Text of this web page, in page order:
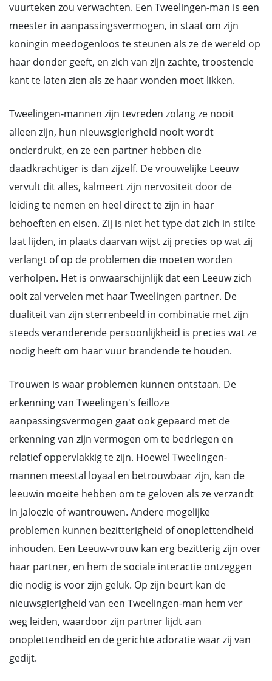
vuurteken zou verwachten. Een Tweelingen-man is een
meester in aanpassingsvermogen, in staat om zijn
koningin meedogenloos te steunen als ze de wereld op
haar donder geeft, en zich van zijn zachte, troostende
kant te laten zien als ze haar wonden moet likken.
Tweelingen-mannen zijn tevreden zolang ze nooit
alleen zijn, hun nieuwsgierigheid nooit wordt
onderdrukt, en ze een partner hebben die
daadkrachtiger is dan zijzelf. De vrouwelijke Leeuw
vervult dit alles, kalmeert zijn nervositeit door de
leiding te nemen en heel direct te zijn in haar
behoeften en eisen. Zij is niet het type dat zich in stilte
laat lijden, in plaats daarvan wijst zij precies op wat zij
verlangt of op de problemen die moeten worden
verholpen. Het is onwaarschijnlijk dat een Leeuw zich
ooit zal vervelen met haar Tweelingen partner. De
dualiteit van zijn sterrenbeeld in combinatie met zijn
steeds veranderende persoonlijkheid is precies wat ze
nodig heeft om haar vuur brandende te houden.
Trouwen is waar problemen kunnen ontstaan. De
erkenning van Tweelingen's feilloze
aanpassingsvermogen gaat ook gepaard met de
erkenning van zijn vermogen om te bedriegen en
relatief oppervlakkig te zijn. Hoewel Tweelingen-
mannen meestal loyaal en betrouwbaar zijn, kan de
leeuwin moeite hebben om te geloven als ze verzandt
in jaloezie of wantrouwen. Andere mogelijke
problemen kunnen bezitterigheid of onoplettendheid
inhouden. Een Leeuw-vrouw kan erg bezitterig zijn over
haar partner, en hem de sociale interactie ontzeggen
die nodig is voor zijn geluk. Op zijn beurt kan de
nieuwsgierigheid van een Tweelingen-man hem ver
weg leiden, waardoor zijn partner lijdt aan
onoplettendheid en de gerichte adoratie waar zij van
gedijt.